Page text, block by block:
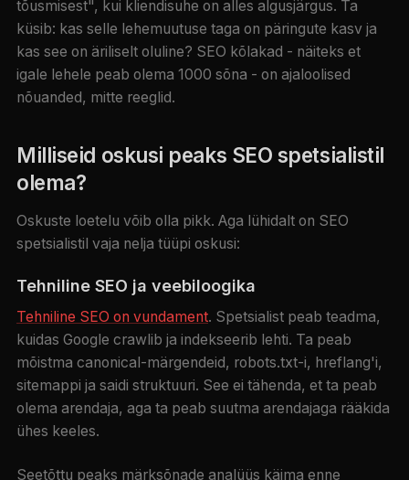
tõusmisest", kui kliendisuhe on alles algusjärgus. Ta
küsib: kas selle lehemuutuse taga on päringute kasv ja
kas see on äriliselt oluline? SEO kõlakad - näiteks et
igale lehele peab olema 1000 sõna - on ajaloolised
nõuanded, mitte reeglid.
Milliseid oskusi peaks SEO spetsialistil
olema?
Oskuste loetelu võib olla pikk. Aga lühidalt on SEO
spetsialistil vaja nelja tüüpi oskusi:
Tehniline SEO ja veebiloogika
Tehniline SEO on vundament. Spetsialist peab teadma,
kuidas Google crawlib ja indekseerib lehti. Ta peab
mõistma canonical-märgendeid, robots.txt-i, hreflang'i,
sitemappi ja saidi struktuuri. See ei tähenda, et ta peab
olema arendaja, aga ta peab suutma arendajaga rääkida
ühes keeles.
Seetõttu peaks märksõnade analüüs käima enne